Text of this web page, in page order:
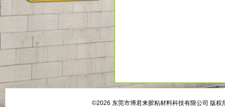
©2026 东莞市博君来胶粘材料科技有限公司 版